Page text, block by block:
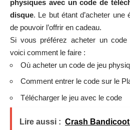
physiques avec un code de
disque. Le but étant d’acheter une
de pouvoir l’offrir en cadeau.
Si vous préférez acheter un
voici comment le faire :
Où acheter un code de jeu
Comment entrer le code sur le
Télécharger le jeu avec le code
Lire aussi : Crash